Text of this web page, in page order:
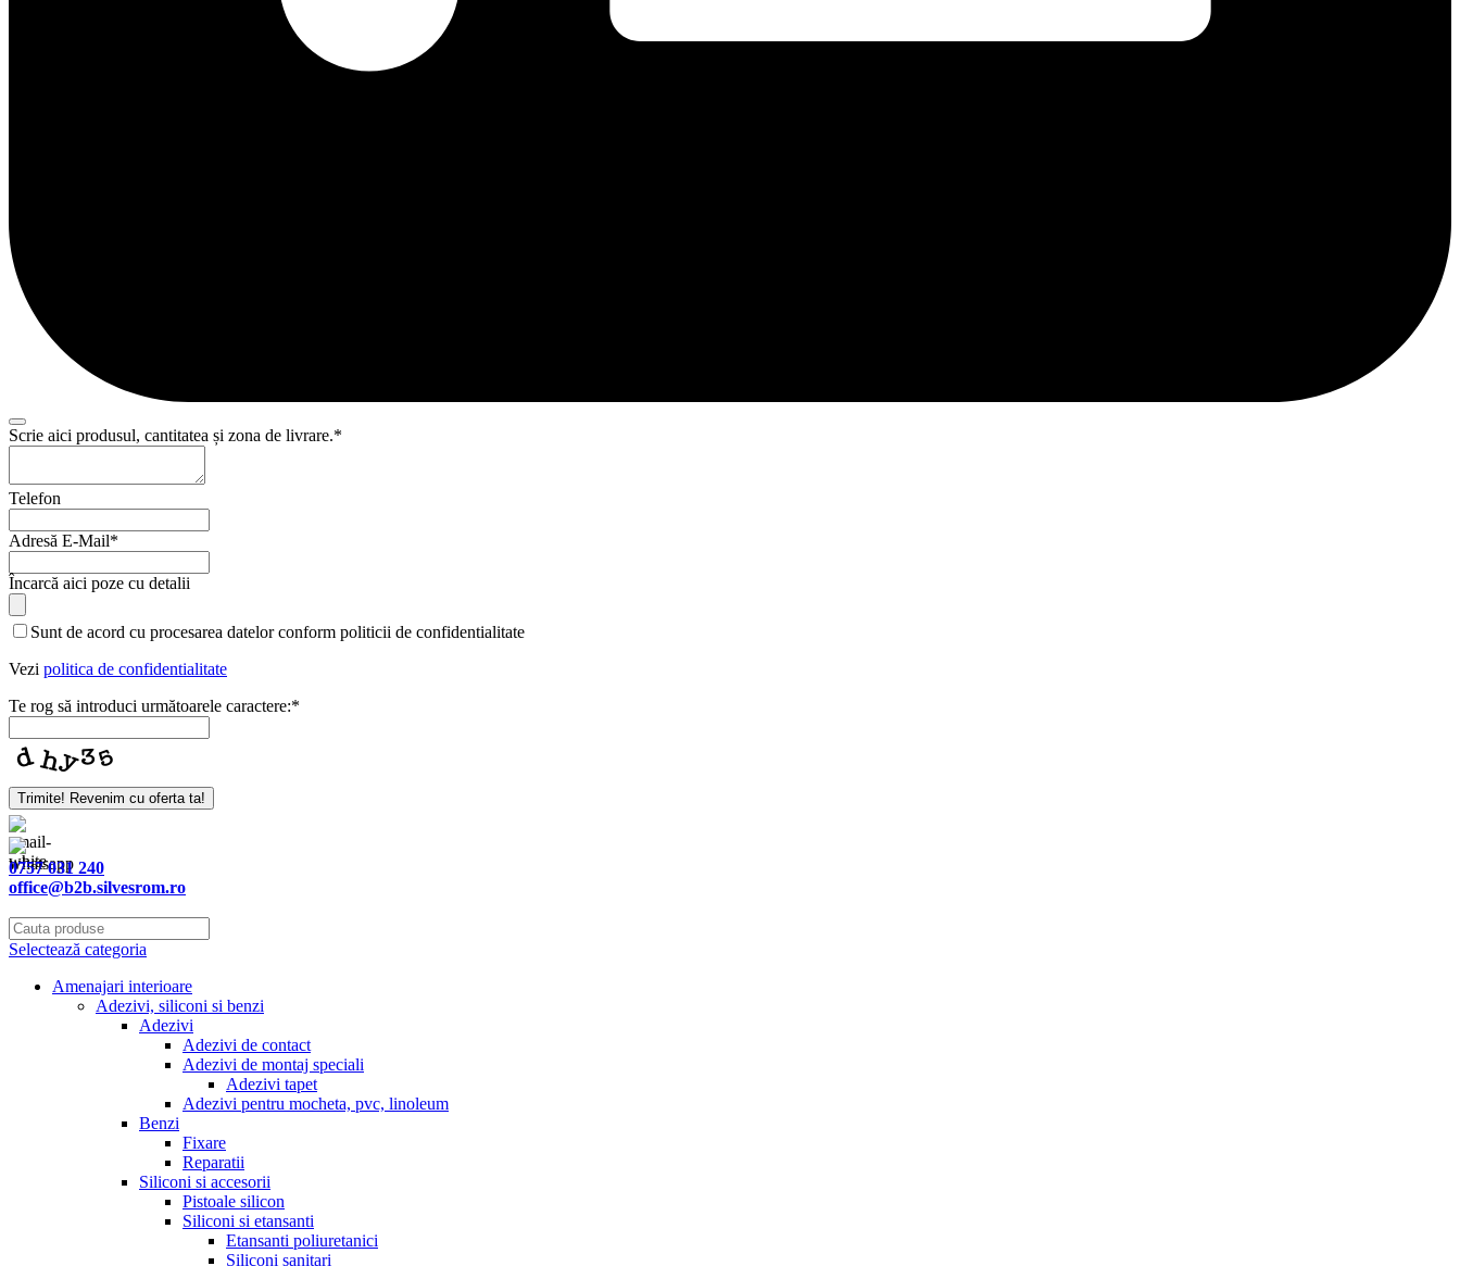
Scrie aici produsul, cantitatea și zona de livrare.*
Telefon
Adresă E-Mail*
Încarcă aici poze cu detalii
Sunt de acord cu procesarea datelor conform politicii de confidentialitate
Vezi politica de confidentialitate
Te rog să introduci următoarele caractere:*
Trimite! Revenim cu oferta ta!
Email
0757 031 240
office@b2b.silvesrom.ro
Selectează categoria
Amenajari interioare
Adezivi, siliconi si benzi
Adezivi
Adezivi de contact
Adezivi de montaj speciali
Adezivi tapet
Adezivi pentru mocheta, pvc, linoleum
Benzi
Fixare
Reparatii
Siliconi si accesorii
Pistoale silicon
Siliconi si etansanti
Etansanti poliuretanici
Siliconi sanitari